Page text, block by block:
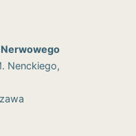
Nerwowego
Nenckiego,